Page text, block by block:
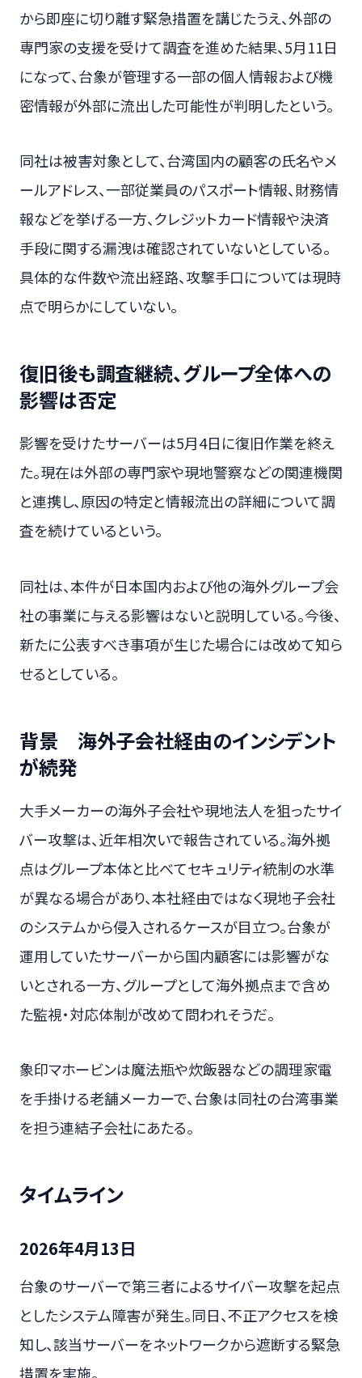
から即座に切り離す緊急措置を講じたうえ、外部の
専門家の支援を受けて調査を進めた結果、5月11日
になって、台象が管理する一部の個人情報および機
密情報が外部に流出した可能性が判明したという。
同社は被害対象として、台湾国内の顧客の氏名やメ
ールアドレス、一部従業員のパスポート情報、財務情
報などを挙げる一方、クレジットカード情報や決済
手段に関する漏洩は確認されていないとしている。
具体的な件数や流出経路、攻撃手口については現時
点で明らかにしていない。
復旧後も調査継続、グループ全体への
影響は否定
影響を受けたサーバーは5月4日に復旧作業を終え
た。現在は外部の専門家や現地警察などの関連機関
と連携し、原因の特定と情報流出の詳細について調
査を続けているという。
同社は、本件が日本国内および他の海外グループ会
社の事業に与える影響はないと説明している。今後、
新たに公表すべき事項が生じた場合には改めて知ら
せるとしている。
背景 海外子会社経由のインシデント
が続発
大手メーカーの海外子会社や現地法人を狙ったサイ
バー攻撃は、近年相次いで報告されている。海外拠
点はグループ本体と比べてセキュリティ統制の水準
が異なる場合があり、本社経由ではなく現地子会社
のシステムから侵入されるケースが目立つ。台象が
運用していたサーバーから国内顧客には影響がな
いとされる一方、グループとして海外拠点まで含め
た監視・対応体制が改めて問われそうだ。
象印マホービンは魔法瓶や炊飯器などの調理家電
を手掛ける老舗メーカーで、台象は同社の台湾事業
を担う連結子会社にあたる。
タイムライン
2026年4月13日
台象のサーバーで第三者によるサイバー攻撃を起点
としたシステム障害が発生。同日、不正アクセスを検
知し、該当サーバーをネットワークから遮断する緊急
措置を実施。